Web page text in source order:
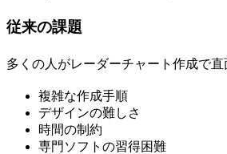
従来の課題
多くの人がレーダーチャート作成で直
複雑な作成手順
デザインの難しさ
時間の制約
専門ソフトの習得困難